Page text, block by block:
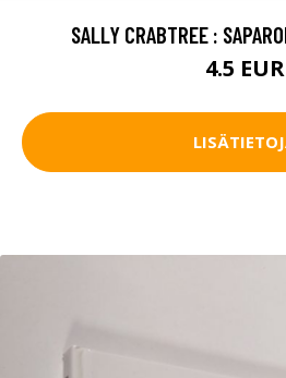
SALLY CRABTREE :
4.5 EUR